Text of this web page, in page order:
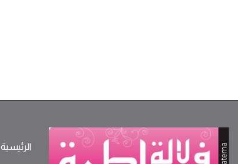
الرئيسية